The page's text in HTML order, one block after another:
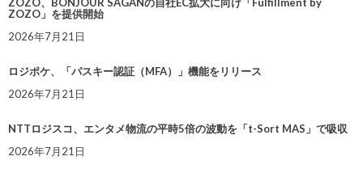
ZOZO、BONJOUR SAGANの自社EC拡大に向け「Fulfillment by
ZOZO」を提供開始
2026年7月21日
ロジポケ、「パスキー認証（MFA）」機能をリリース
2026年7月21日
NTTロジスコ、エンタメ物流の平時5倍の波動を「t-Sort MAS」で吸収
2026年7月21日